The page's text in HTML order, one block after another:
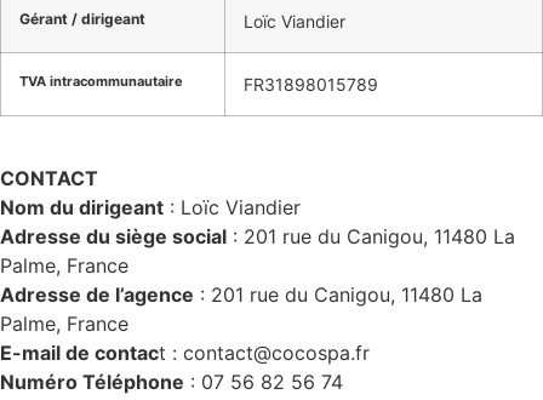
Gérant / dirigeant Loïc Viandier
TVA intracommunautaire FR31898015789
CONTACT
Nom du dirigeant : Loïc Viandier
Adresse du siège social : 201 rue du Canigou, 11480 La
Palme, France
Adresse de l’agence : 201 rue du Canigou, 11480 La
Palme, France
E-mail de contact : contact@cocospa.fr
Numéro Téléphone : 07 56 82 56 74